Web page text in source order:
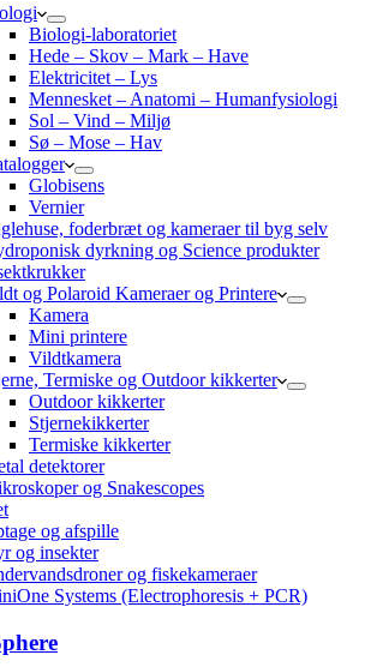
Biologi-laboratoriet
Hede – Skov – Mark – Have
Elektricitet – Lys
Mennesket – Anatomi – Humanfysiologi
Sol – Vind – Miljø
Sø – Mose – Hav
Globisens
Vernier
foderbræt og kameraer til byg selv
dyrkning og Science produkter
og Polaroid Kameraer og Printere
Kamera
Mini printere
Vildtkamera
Termiske og Outdoor kikkerter
Outdoor kikkerter
Stjernekikkerter
Termiske kikkerter
detektorer
og Snakescopes
og afspille
og insekter
og fiskekameraer
Systems (Electrophoresis + PCR)